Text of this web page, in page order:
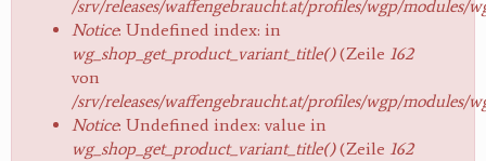
/srv/releases/waffengebraucht.at/profiles/wgp/modules/
Notice: Undefined index: in
wg_shop_get_product_variant_title()(Zeile 162
von
/srv/releases/waffengebraucht.at/profiles/wgp/modules/
Notice: Undefined index: value in
wg_shop_get_product_variant_title()(Zeile 162